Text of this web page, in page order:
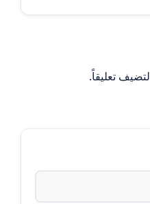
لتضيف تعليقاً.